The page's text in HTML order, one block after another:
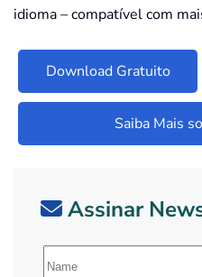
idioma – compatível com
Download Gratuito
Saiba Mais
Assinar